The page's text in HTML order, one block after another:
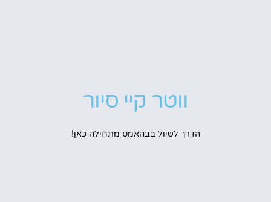
ווטר קיי סיור
הדרך לטיול בבהאמס מתחילה כאן!